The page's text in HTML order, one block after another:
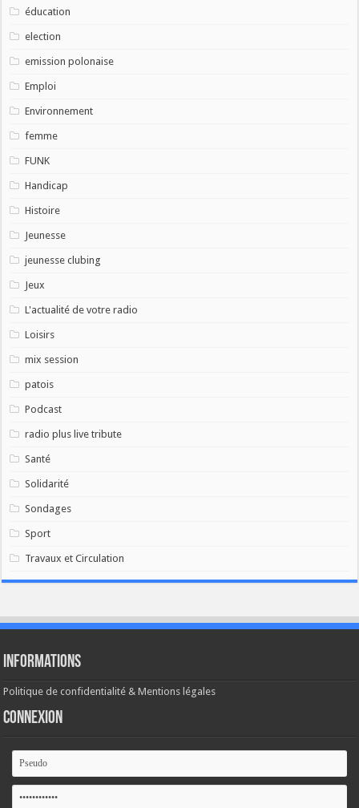
éducation
election
emission polonaise
Emploi
Environnement
femme
FUNK
Handicap
Histoire
Jeunesse
jeunesse clubing
Jeux
L'actualité de votre radio
Loisirs
mix session
patois
Podcast
radio plus live tribute
Santé
Solidarité
Sondages
Sport
Travaux et Circulation
Informations
Politique de confidentialité & Mentions légales
Connexion